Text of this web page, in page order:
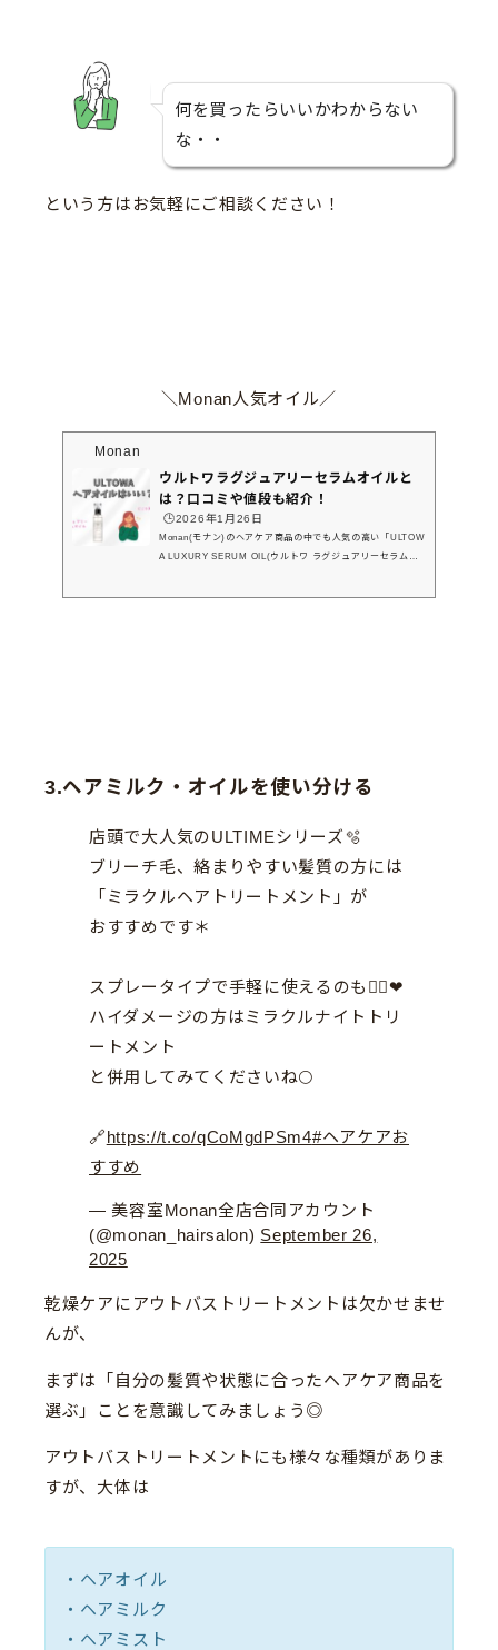
何を買ったらいいかわからない
な・・
という方はお気軽にご相談ください！
＼Monan人気オイル／
Monan
ウルトワラグジュアリーセラムオイルと
は？口コミや値段も紹介！
🕒️2026年1月26日
Monan(モナン)のヘアケア商品の中でも人気の高い「ULTOW
A LUXURY SERUM OIL(ウルトワ ラグジュアリーセラムオ
3.ヘアミルク・オイルを使い分ける
店頭で大人気のULTIMEシリーズ🫧
ブリーチ毛、絡まりやすい髪質の方には
「ミラクルヘアトリートメント」が
おすすめです＊
スプレータイプで手軽に使えるのも🙆‍♀️❤︎
ハイダメージの方はミラクルナイトトリ
ートメント
と併用してみてくださいね🌕
🔗https://t.co/qCoMgdPSm4#ヘアケアお
すすめ
— 美容室Monan全店合同アカウント
(@monan_hairsalon) September 26,
2025
乾燥ケアにアウトバストリートメントは欠かせませ
んが、
まずは「自分の髪質や状態に合ったヘアケア商品を
選ぶ」ことを意識してみましょう◎
アウトバストリートメントにも様々な種類がありま
すが、大体は
・ヘアオイル
・ヘアミルク
・ヘアミスト